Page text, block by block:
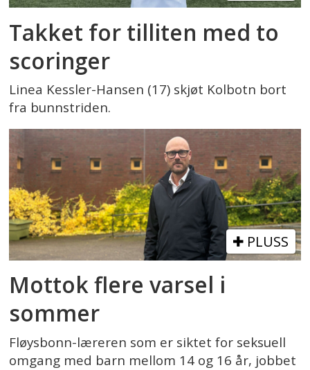
Takket for tilliten med to
scoringer
Linea Kessler-Hansen (17) skjøt Kolbotn bort
fra bunnstriden.
PLUSS
Mottok flere varsel i
sommer
Fløysbonn-læreren som er siktet for seksuell
omgang med barn mellom 14 og 16 år, jobbet